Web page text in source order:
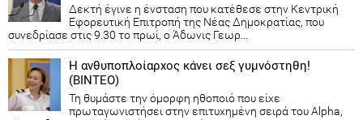
Δεκτή έγινε η ένσταση που κατέθεσε στην Κεντρική
Εφορευτική Επιτροπή της Νέας Δημοκρατίας, που
συνεδρίασε στις 9.30 το πρωί, ο Άδωνις Γεωρ...
Η ανθυποπλοίαρχος κάνει σεξ γυμνόστηθη!
(ΒΙΝΤΕΟ)
Τη θυμάστε την όμορφη ηθοποιό που είχε
πρωταγωνιστήσει στην επιτυχημένη σειρά του Alpha,